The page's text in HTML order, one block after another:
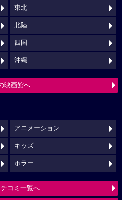
東北
北陸
四国
沖縄
映画館へ
アニメーション
キッズ
ホラー
コミ一覧へ